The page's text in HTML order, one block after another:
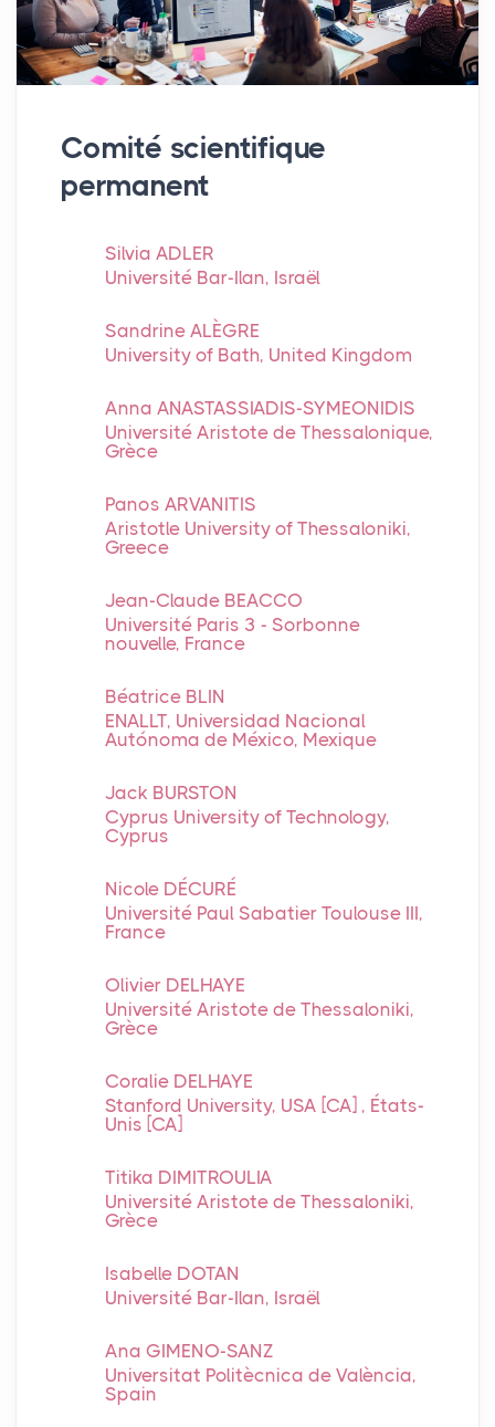
Comité scientifique
permanent
Silvia ADLER
Université Bar-Ilan, Israël
Sandrine ALÈGRE
University of Bath, United Kingdom
Anna ANASTASSIADIS-SYMEONIDIS
Université Aristote de Thessalonique,
Grèce
Panos ARVANITIS
Aristotle University of Thessaloniki,
Greece
Jean-Claude BEACCO
Université Paris 3 - Sorbonne
nouvelle, France
Béatrice BLIN
ENALLT, Universidad Nacional
Autónoma de México, Mexique
Jack BURSTON
Cyprus University of Technology,
Cyprus
Nicole DÉCURÉ
Université Paul Sabatier Toulouse III,
France
Olivier DELHAYE
Université Aristote de Thessaloniki,
Grèce
Coralie DELHAYE
Stanford University, USA [CA] , États-
Unis [CA]
Titika DIMITROULIA
Université Aristote de Thessaloniki,
Grèce
Isabelle DOTAN
Université Bar-Ilan, Israël
Ana GIMENO-SANZ
Universitat Politècnica de València,
Spain